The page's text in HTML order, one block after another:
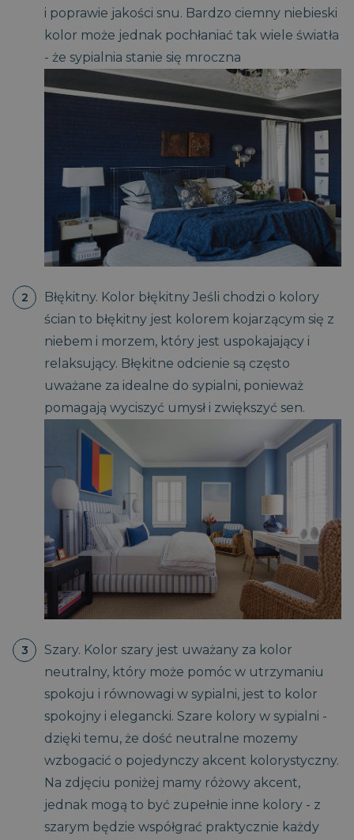
i poprawie jakości snu. Bardzo ciemny niebieski
kolor może jednak pochłaniać tak wiele światła
- że sypialnia stanie się mroczna
Błękitny. Kolor błękitny Jeśli chodzi o kolory
ścian to błękitny jest kolorem kojarzącym się z
niebem i morzem, który jest uspokajający i
relaksujący. Błękitne odcienie są często
uważane za idealne do sypialni, ponieważ
pomagają wyciszyć umysł i zwiększyć sen.
Szary. Kolor szary jest uważany za kolor
neutralny, który może pomóc w utrzymaniu
spokoju i równowagi w sypialni, jest to kolor
spokojny i elegancki. Szare kolory w sypialni -
dzięki temu, że dość neutralne mozemy
wzbogacić o pojedynczy akcent kolorystyczny.
Na zdjęciu poniżej mamy różowy akcent,
jednak mogą to być zupełnie inne kolory - z
szarym będzie współgrać praktycznie każdy